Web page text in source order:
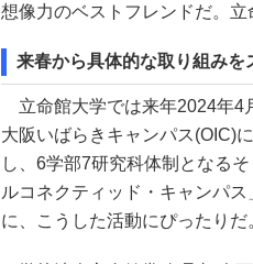
想像力のベストフレンドだ。立
来春から具体的な取り組みを
立命館大学では来年2024年4
大阪いばらきキャンパス(OIC)
し、6学部7研究科体制となる
ルコネクティッド・キャンパ
に、こうした活動にぴったりだ